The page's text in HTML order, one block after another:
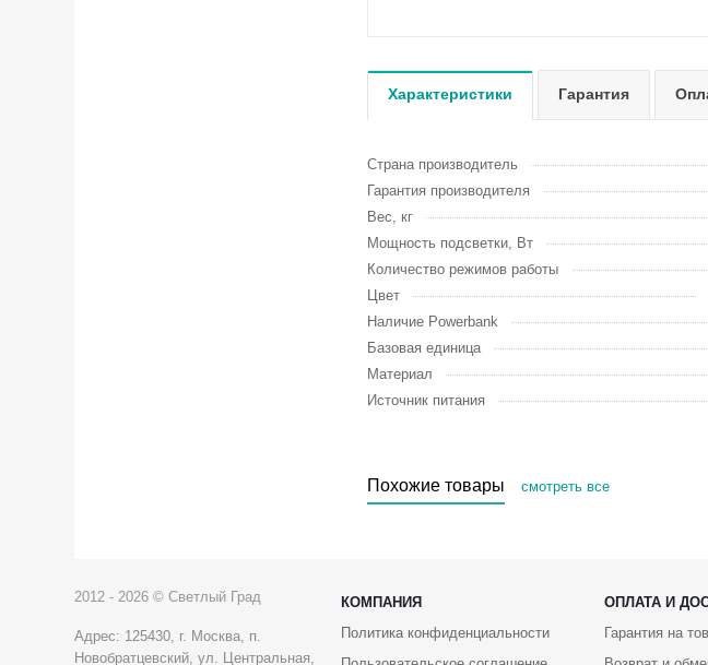
Характеристики Гарантия
Страна производитель
Гарантия производителя
Вес, кг
Мощность подсветки, Вт
Количество режимов работы
Цвет
Наличие Powerbank
Базовая единица
Материал
Источник питания
Похожие товары смотреть все
2012 - 2026 © Светлый Град
Адрес: 125430, г. Москва, п.
Новобратцевский, ул. Центральная,
КОМПАНИЯ ОПЛАТА И
Политика конфиденциальности
Гарантия на